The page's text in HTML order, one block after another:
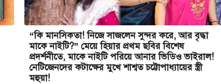
“কি মানসিকতা! নিজে সাজলেন সুন্দর করে, আর বৃদ্ধা
মাকে নাইটি?” মেয়ে হিয়ার প্রথম ছবির বিশেষ
প্রদর্শনীতে, মাকে নাইটি পরিয়ে আনার ভিডিও ভাইরাল!
নেটিজেনদের কটাক্ষের মুখে শাশ্বত চট্টোপাধ্যায়ের স্ত্রী
মহুয়া!